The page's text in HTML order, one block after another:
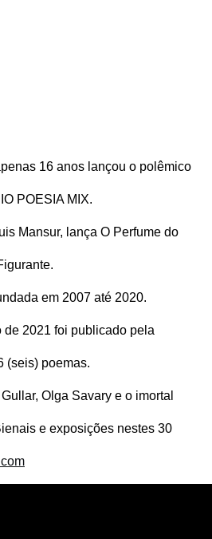
16 anos lançou o polêmico
POESIA MIX.
Mansur, lança O Perfume do
em 2007 até 2020.
de 2021 foi publicado pela
(seis) poemas.
Olga Savary e o imortal
e exposições nestes 30